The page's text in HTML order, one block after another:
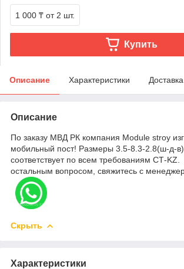
1 000 ₸ от 2 шт.
Купить
Описание Характеристики Доставка
Описание
По заказу МВД РК компания Module stroy
мобильный пост! Размеры 3.5-8.3-2.8(ш-д-
соответствует по всем требованиям СТ-
остальным вопросом, свяжитесь с
Скрыть
Характеристики